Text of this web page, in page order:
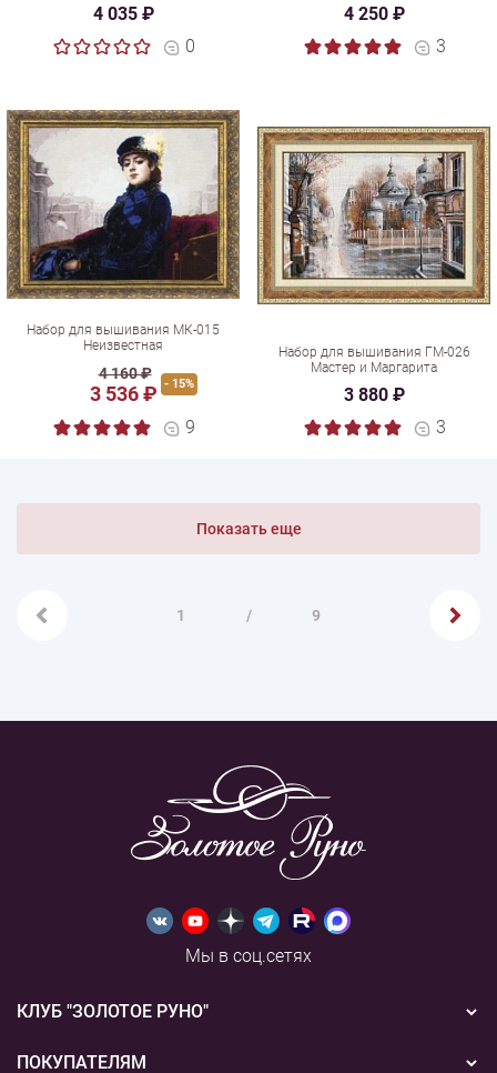
4 035 ₽
0
4 250 ₽
3
Набор для вышивания МК-015
Неизвестная
4 160 ₽
3 536 ₽ - 15%
9
Набор для вышивания ГМ-026
Мастер и Маргарита
3 880 ₽
3
Показать еще
1 / 9
Мы в соц.сетях
КЛУБ "ЗОЛОТОЕ РУНО"
Новости
ПОКУПАТЕЛЯМ